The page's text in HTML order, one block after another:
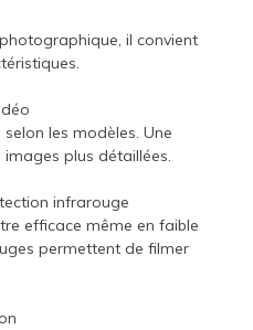
il convient
les modèles. Une
plus détaillées.
infrarouge
efficace même en faible
permettent de filmer